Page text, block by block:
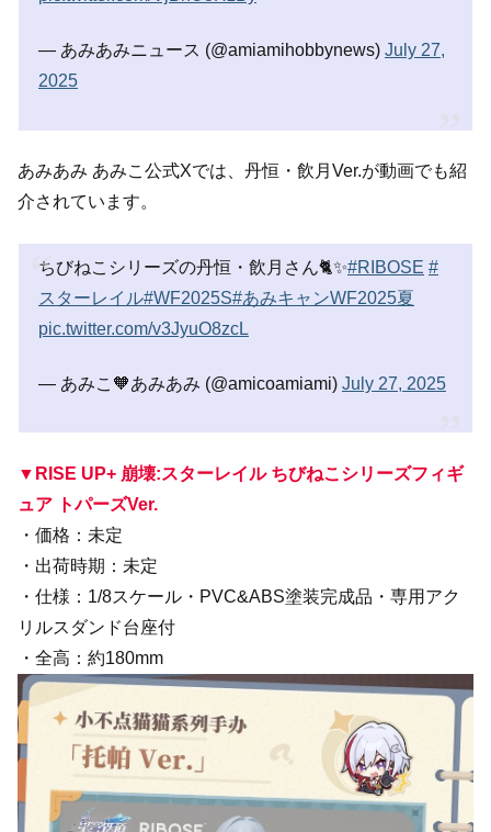
— あみあみニュース (@amiamihobbynews) July 27,
2025
あみあみ あみこ公式Xでは、丹恒・飲月Ver.が動画でも紹
介されています。
ちびねこシリーズの丹恒・飲月さん🐈✨#RIBOSE #
スターレイル#WF2025S#あみキャンWF2025夏
pic.twitter.com/v3JyuO8zcL
— あみこ🧡あみあみ (@amicoamiami) July 27, 2025
▼RISE UP+ 崩壊:スターレイル ちびねこシリーズフィギ
ュア トパーズVer.
・価格：未定
・出荷時期：未定
・仕様：1/8スケール・PVC&ABS塗装完成品・専用アク
リルスダンド台座付
・全高：約180mm